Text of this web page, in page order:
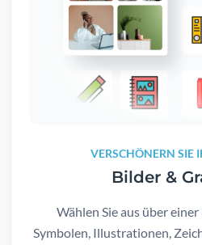
VERSCHÖNERN SIE
Bilder &
Wählen Sie aus über
Symbolen, Illustrationen,